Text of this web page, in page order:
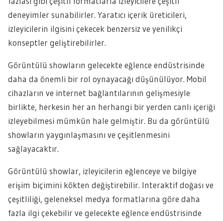
deneyimler sunabilirler. Yaratıcı içerik üreticileri,
izleyicilerin ilgisini çekecek benzersiz ve yenilikçi
konseptler geliştirebilirler.
Görüntülü showların gelecekte eğlence endüstrisinde
daha da önemli bir rol oynayacağı düşünülüyor. Mobil
cihazların ve internet bağlantılarının gelişmesiyle
birlikte, herkesin her an herhangi bir yerden canlı içeriği
izleyebilmesi mümkün hale gelmiştir. Bu da görüntülü
showların yaygınlaşmasını ve çeşitlenmesini
sağlayacaktır.
Görüntülü showlar, izleyicilerin eğlenceye ve bilgiye
erişim biçimini kökten değiştirebilir. Interaktif doğası ve
çeşitliliği, geleneksel medya formatlarına göre daha
fazla ilgi çekebilir ve gelecekte eğlence endüstrisinde